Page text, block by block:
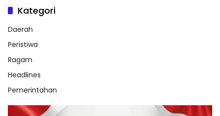
Kategori
Daerah
Peristiwa
Ragam
Headlines
Pemerintahan